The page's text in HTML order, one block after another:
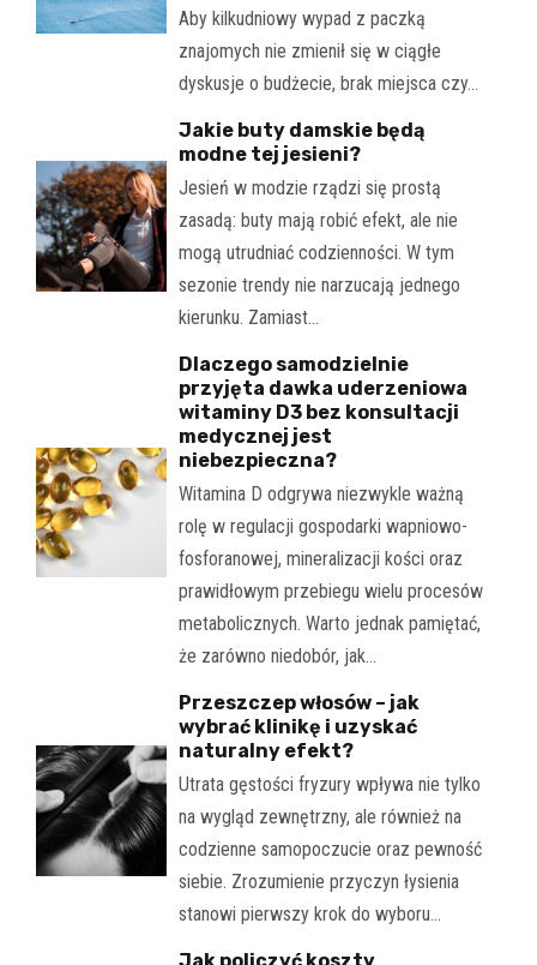
Aby kilkudniowy wypad z paczką
znajomych nie zmienił się w ciągłe
dyskusje o budżecie, brak miejsca czy…
Jakie buty damskie będą
modne tej jesieni?
Jesień w modzie rządzi się prostą
zasadą: buty mają robić efekt, ale nie
mogą utrudniać codzienności. W tym
sezonie trendy nie narzucają jednego
kierunku. Zamiast…
Dlaczego samodzielnie
przyjęta dawka uderzeniowa
witaminy D3 bez konsultacji
medycznej jest
niebezpieczna?
Witamina D odgrywa niezwykle ważną
rolę w regulacji gospodarki wapniowo-
fosforanowej, mineralizacji kości oraz
prawidłowym przebiegu wielu procesów
metabolicznych. Warto jednak pamiętać,
że zarówno niedobór, jak…
Przeszczep włosów – jak
wybrać klinikę i uzyskać
naturalny efekt?
Utrata gęstości fryzury wpływa nie tylko
na wygląd zewnętrzny, ale również na
codzienne samopoczucie oraz pewność
siebie. Zrozumienie przyczyn łysienia
stanowi pierwszy krok do wyboru…